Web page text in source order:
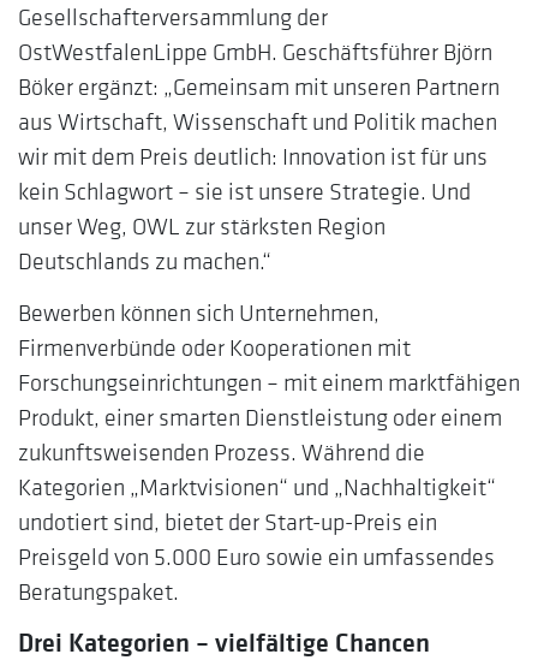
Gesellschafterversammlung der
OstWestfalenLippe GmbH. Geschäftsführer Björn
Böker ergänzt: „Gemeinsam mit unseren Partnern
aus Wirtschaft, Wissenschaft und Politik machen
wir mit dem Preis deutlich: Innovation ist für uns
kein Schlagwort – sie ist unsere Strategie. Und
unser Weg, OWL zur stärksten Region
Deutschlands zu machen.“
Bewerben können sich Unternehmen,
Firmenverbünde oder Kooperationen mit
Forschungseinrichtungen – mit einem marktfähigen
Produkt, einer smarten Dienstleistung oder einem
zukunftsweisenden Prozess. Während die
Kategorien „Marktvisionen“ und „Nachhaltigkeit“
undotiert sind, bietet der Start-up-Preis ein
Preisgeld von 5.000 Euro sowie ein umfassendes
Beratungspaket.
Drei Kategorien – vielfältige Chancen